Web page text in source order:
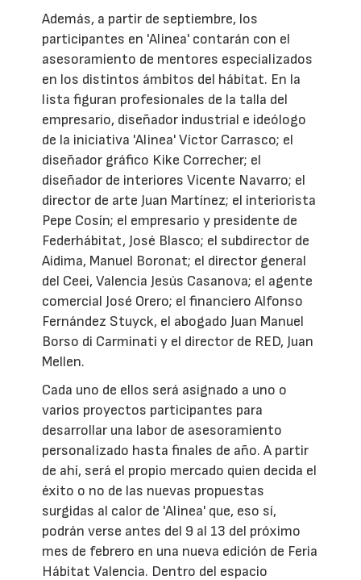
Además, a partir de septiembre, los
participantes en 'Alinea' contarán con el
asesoramiento de mentores especializados
en los distintos ámbitos del hábitat. En la
lista figuran profesionales de la talla del
empresario, diseñador industrial e ideólogo
de la iniciativa 'Alinea' Víctor Carrasco; el
diseñador gráfico Kike Correcher; el
diseñador de interiores Vicente Navarro; el
director de arte Juan Martínez; el interiorista
Pepe Cosín; el empresario y presidente de
Federhábitat, José Blasco; el subdirector de
Aidima, Manuel Boronat; el director general
del Ceei, Valencia Jesús Casanova; el agente
comercial José Orero; el financiero Alfonso
Fernández Stuyck, el abogado Juan Manuel
Borso di Carminati y el director de RED, Juan
Mellen.
Cada uno de ellos será asignado a uno o
varios proyectos participantes para
desarrollar una labor de asesoramiento
personalizado hasta finales de año. A partir
de ahí, será el propio mercado quien decida el
éxito o no de las nuevas propuestas
surgidas al calor de 'Alinea' que, eso sí,
podrán verse antes del 9 al 13 del próximo
mes de febrero en una nueva edición de Feria
Hábitat Valencia. Dentro del espacio